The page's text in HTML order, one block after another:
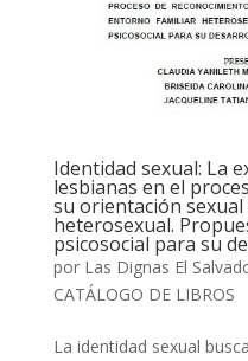
Identidad sexual: La
lesbianas en el
su orientación
heterosexual.
psicosocial para su
por Las Dignas El
CATÁLOGO DE LIBROS
La identidad sexual